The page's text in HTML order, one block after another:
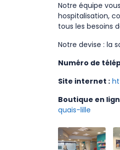
Notre équipe
hospitalisation,
tous les besoins
Notre devise : la
Numéro de
Site internet :
Boutique en
quais-lille